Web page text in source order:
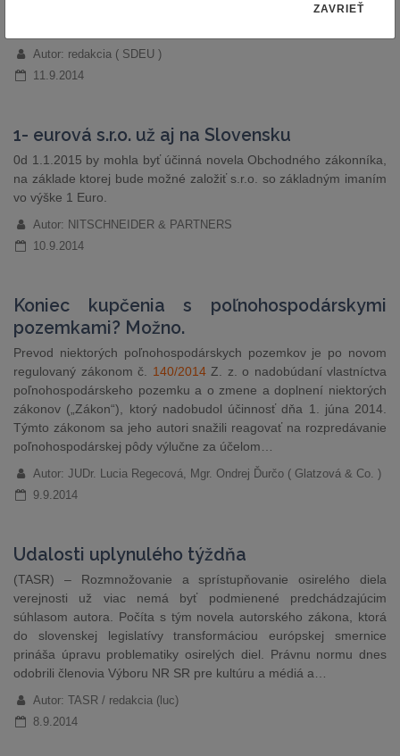
vnútroštátny súd ho musí zohľadniť pri vykonávaní smernice
Autor: redakcia ( SDEU )
11.9.2014
1- eurová s.r.o. už aj na Slovensku
0d 1.1.2015 by mohla byť účinná novela Obchodného zákonníka,
na základe ktorej bude možné založiť s.r.o. so základným imaním
vo výške 1 Euro.
Autor: NITSCHNEIDER & PARTNERS
10.9.2014
Koniec kupčenia s poľnohospodárskymi
pozemkami? Možno.
Prevod niektorých poľnohospodárskych pozemkov je po novom
regulovaný zákonom č. 140/2014Z. z. o nadobúdaní vlastníctva
poľnohospodárskeho pozemku a o zmene a doplnení niektorých
zákonov („Zákon“), ktorý nadobudol účinnosť dňa 1. júna 2014.
Týmto zákonom sa jeho autori snažili reagovať na rozpredávanie
poľnohospodárskej pôdy výlučne za účelom…
Autor: JUDr. Lucia Regecová, Mgr. Ondrej Ďurčo ( Glatzová & Co. )
9.9.2014
Udalosti uplynulého týždňa
(TASR) – Rozmnožovanie a sprístupňovanie osirelého diela
verejnosti už viac nemá byť podmienené predchádzajúcim
súhlasom autora. Počíta s tým novela autorského zákona, ktorá
do slovenskej legislatívy transformáciou európskej smernice
prináša úpravu problematiky osirelých diel. Právnu normu dnes
odobrili členovia Výboru NR SR pre kultúru a médiá a…
Autor: TASR / redakcia (luc)
8.9.2014
ZAVRIEŤ